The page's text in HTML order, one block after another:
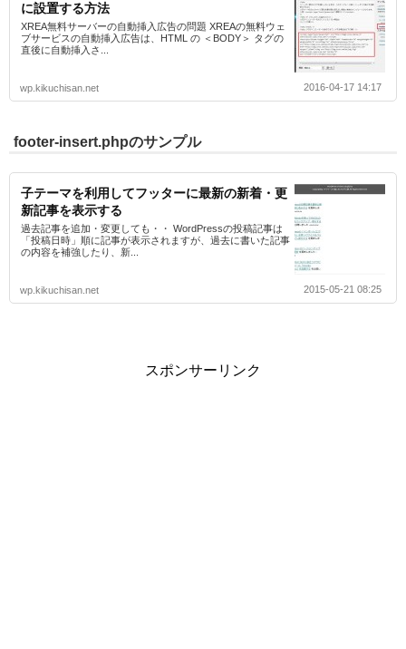
に設置する方法
XREA無料サーバーの自動挿入広告の問題 XREAの無料ウェ
ブサービスの自動挿入広告は、HTML の ＜BODY＞ タグの
直後に自動挿入さ...
wp.kikuchisan.net 2016-04-17 14:17
footer-insert.phpのサンプル
子テーマを利用してフッターに最新の新着・更
新記事を表示する
過去記事を追加・変更しても・・ WordPressの投稿記事は
「投稿日時」順に記事が表示されますが、過去に書いた記事
の内容を補強したり、新...
wp.kikuchisan.net 2015-05-21 08:25
スポンサーリンク